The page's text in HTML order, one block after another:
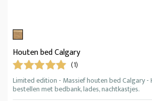
Houten bed Calgary
(1)
Limited edition - Massief houten bed Calgary
bestellen met bedbank, lades, nachtkastjes.